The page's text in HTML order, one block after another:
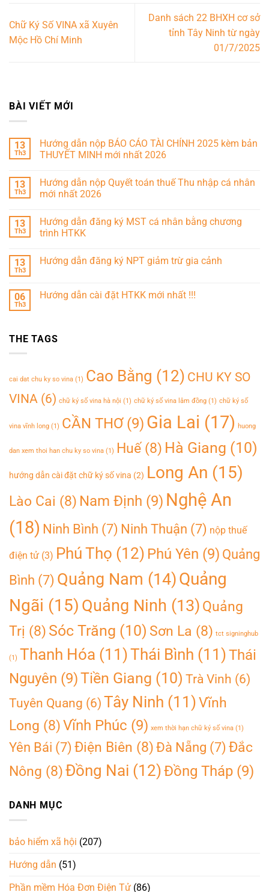
Chữ Ký Số VINA xã Xuyên
Mộc Hồ Chí Minh
Danh sách 22 BHXH cơ sở
tỉnh Tây Ninh từ ngày
01/7/2025
BÀI VIẾT MỚI
13
Th3
Hướng dẫn nộp BÁO CÁO TÀI CHÍNH 2025 kèm bản
THUYẾT MINH mới nhất 2026
13
Th3
Hướng dẫn nộp Quyết toán thuế Thu nhập cá nhân
mới nhất 2026
13
Th3
Hướng dẫn đăng ký MST cá nhân bằng chương
trình HTKK
13
Th3
Hướng dẫn đăng ký NPT giảm trừ gia cảnh
06
Th3
Hướng dẫn cài đặt HTKK mới nhất !!!
THE TAGS
cai dat chu ky so vina (1) Cao Bằng (12) CHU KY SO
VINA (6) chữ ký số vina hà nội (1) chữ ký số vina lâm đồng (1) chữ ký số
vina vĩnh long (1) CẦN THƠ(9) Gia Lai (17) huong
dan xem thoi han chu ky so vina (1) Huế (8) Hà Giang (10)
hướng dẫn cài đặt chữ ký số vina (2) Long An (15)
Lào Cai (8) Nam Định (9) Nghệ An
(18) Ninh Bình (7) Ninh Thuận (7) nộp thuế
điện tử (3) Phú Thọ (12) Phú Yên (9) Quảng
Bình (7) Quảng Nam (14)Quảng
Ngãi (15) Quảng Ninh (13) Quảng
Trị (8) Sóc Trăng (10) Sơn La (8) tct signinghub
(1) Thanh Hóa (11)Thái Bình (11)Thái
Nguyên (9)Tiền Giang (10) Trà Vinh (6)
Tuyên Quang (6) Tây Ninh (11)Vĩnh
Long (8)Vĩnh Phúc (9) xem thời hạn chữ ký số vina (1)
Yên Bái (7) Điện Biên (8) Đà Nẵng (7) Đắc
Nông (8)Đồng Nai (12)Đồng Tháp (9)
DANH MỤC
bảo hiểm xã hội (207)
Hướng dẫn (51)
Phần mềm Hóa Đơn Điện Tử (86)